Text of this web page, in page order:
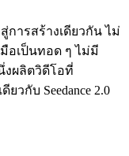
การสร้างเดียวกัน ไม่
อเป็นทอด ๆ ไม่มี
งผลิตวิดีโอที่
วกับ Seedance 2.0